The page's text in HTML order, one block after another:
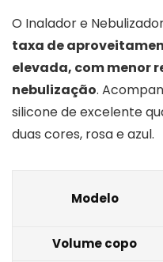
O Inalador e
taxa de
elevada, com menor
nebulização.
silicone de excelente
duas cores, rosa e azul.
Modelo
Volume copo